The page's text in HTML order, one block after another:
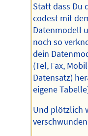
Statt dass Du
codest mit
Datenmodell
noch so
dein
(Tel, Fax,
Datensatz)
eigene
Und plötzlich